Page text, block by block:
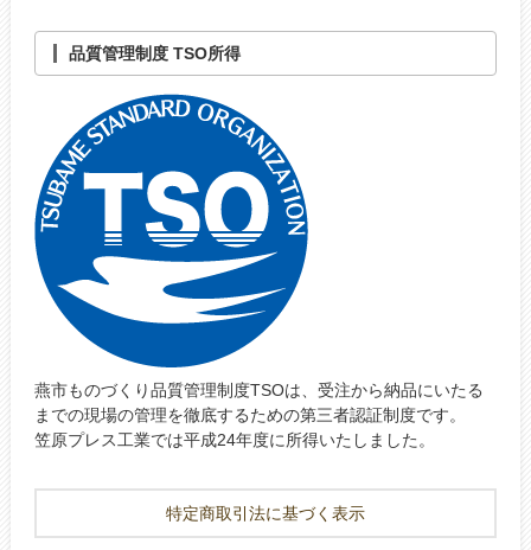
品質管理制度 TSO所得
燕市ものづくり品質管理制度TSOは、受注から納品にいたる
までの現場の管理を徹底するための第三者認証制度です。
笠原プレス工業では平成24年度に所得いたしました。
特定商取引法に基づく表示